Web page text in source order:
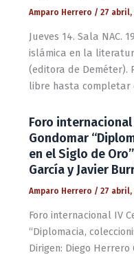
Amparo Herrero / 27 abril,
Jueves 14. Sala NAC.
islámica en la
(editora de Deméter).
libre hasta completar
Foro
Gondomar
en el Siglo de
García y Javier
Amparo Herrero / 27 abril,
Foro internacional IV
“Diplomacia,
Dirigen: Diego Herrero